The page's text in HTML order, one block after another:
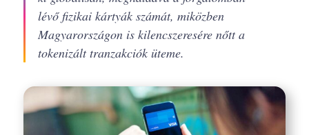
lévő fizikai kártyák számát, miközben
Magyarországon is kilencszeresére nőtt a
tokenizált tranzakciók üteme.